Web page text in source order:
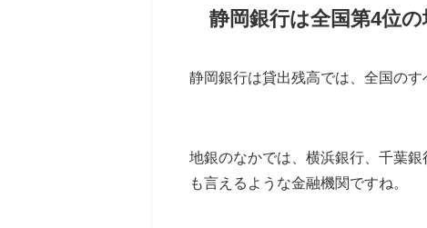
静岡銀行は全国第4位の
静岡銀行は貸出残高では、全国のす
地銀のなかでは、横浜銀行、千葉
も言えるような金融機関ですね。